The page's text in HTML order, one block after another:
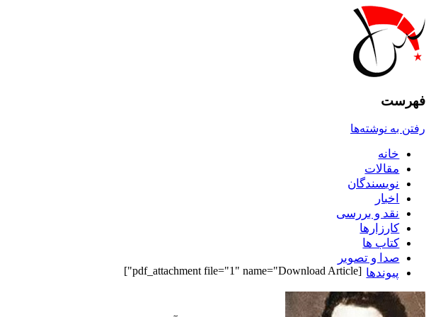
فهرست
رفتن به نوشته‌ها
خانه
مقالات
نويسندگان
اخبار
نقد و بررسى
کارزارها
کتاب ها
صدا و تصوير
پيوندها [pdf_attachment file="1" name="Download Article"]